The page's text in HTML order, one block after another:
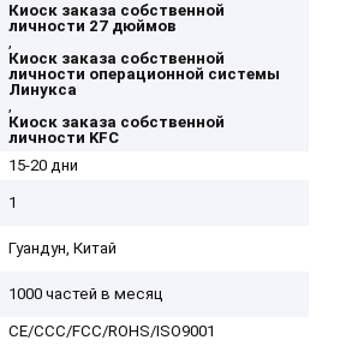
Киоск заказа собственной
личности 27 дюймов
,
Киоск заказа собственной
личности операционной системы
Линукса
,
Киоск заказа собственной
личности KFC
15-20 дни
1
Гуандун, Китай
1000 частей в месяц
CE/CCC/FCC/ROHS/ISO9001